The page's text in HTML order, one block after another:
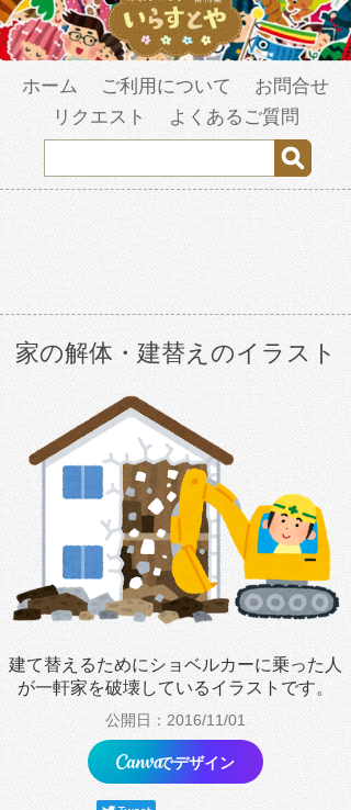
ホーム ご利用について
お問合せ
リクエスト
よくあるご質問
家の解体・建替えのイラスト
建て替えるためにショベルカーに乗った人
が一軒家を破壊しているイラストです。
公開日：2016/11/01
でデザイン